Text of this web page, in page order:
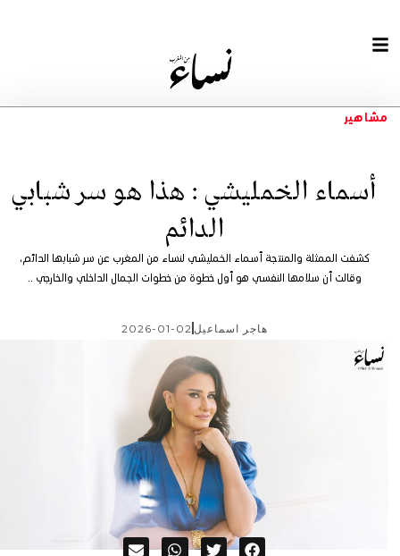
مشاهير
أسماء الخمليشي : ھذا ھو سر شبابي
الدائم
كشفت الممثلة والمنتجة أسماء الخمليشي لنساء من المغرب عن سر شبابها الدائم،
وقالت أن سلامها النفسي هو أول خطوة من خطوات الجمال الداخلي والخارجي ..
هاجر اسماعيل 2026-01-02